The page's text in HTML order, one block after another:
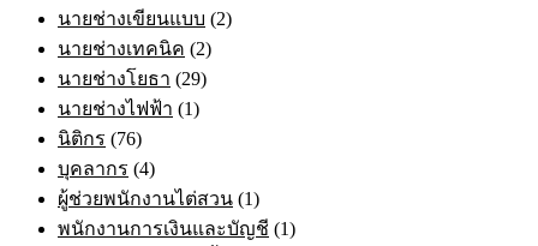
นายช่างเขียนแบบ (2)
นายช่างเทคนิค (2)
นายช่างโยธา (29)
นายช่างไฟฟ้า (1)
นิติกร (76)
บุคลากร (4)
ผู้ช่วยพนักงานไต่สวน (1)
พนักงานการเงินและบัญชี (1)